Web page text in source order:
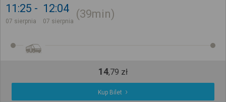
11:25
07 sierpnia
12:04
07 sierpnia
39min
14,79 zł
Kup Bilet